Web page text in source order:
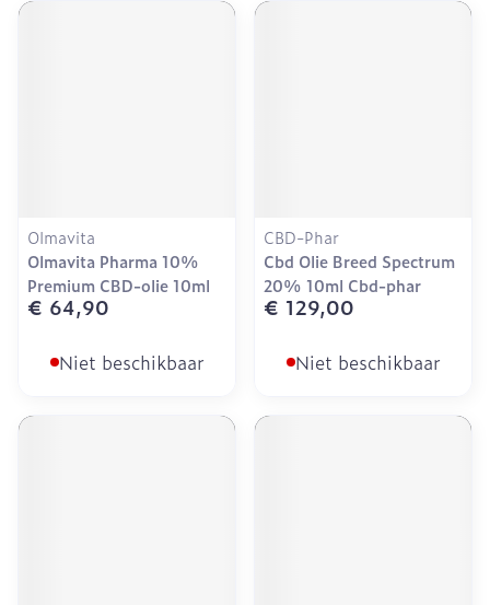
Olmavita
Olmavita Pharma 10%
Premium CBD-olie 10ml
€ 64,90
Niet beschikbaar
CBD-Phar
Cbd Olie Breed Spectrum
20% 10ml Cbd-phar
€ 129,00
Niet beschikbaar